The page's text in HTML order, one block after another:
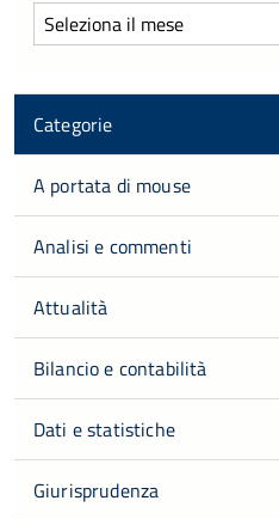
Archivi
Categorie
A portata di mouse
Analisi e commenti
Attualità
Bilancio e contabilità
Dati e statistiche
Giurisprudenza